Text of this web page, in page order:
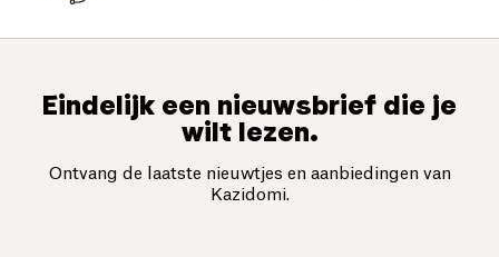
Eindelijk een nieuwsbrief die je
wilt lezen.
Ontvang de laatste nieuwtjes en aanbiedingen van
Kazidomi.